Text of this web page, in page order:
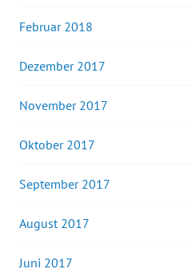
Februar 2018
Dezember 2017
November 2017
Oktober 2017
September 2017
August 2017
Juni 2017